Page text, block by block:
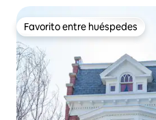
Favorito entre huéspedes
Favorito entre huéspedes